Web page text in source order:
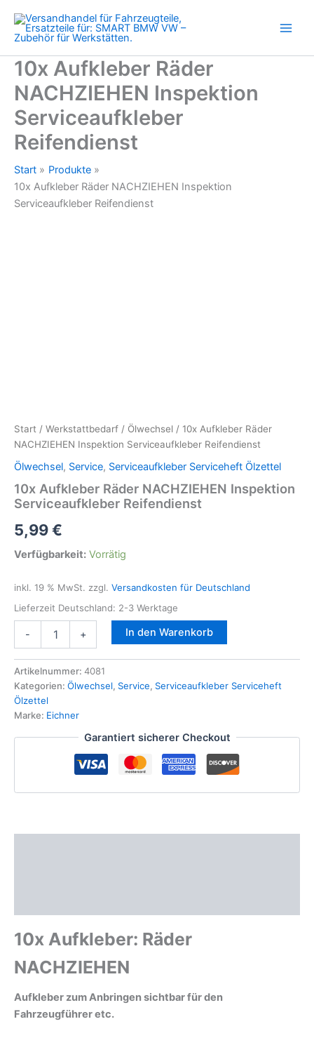
Inhalt
springen
10x Aufkleber Räder
NACHZIEHEN Inspektion
Serviceaufkleber
Reifendienst
Start
Produkte
10x Aufkleber Räder NACHZIEHEN Inspektion
Serviceaufkleber Reifendienst
Start / Werkstattbedarf / Ölwechsel / 10x Aufkleber Räder
NACHZIEHEN Inspektion Serviceaufkleber Reifendienst
Ölwechsel, Service, Serviceaufkleber Serviceheft Ölzettel
10x Aufkleber Räder NACHZIEHEN Inspektion
Serviceaufkleber Reifendienst
5,99€
Verfügbarkeit: Vorrätig
inkl. 19 % MwSt. zzgl. Versandkosten für Deutschland
Lieferzeit Deutschland: 2-3 Werktage
-
Aufkleber
NACHZIEHEN
Inspektion
Serviceaufkleber
Reifendienst
+ In den Warenkorb
Artikelnummer: 4081
Kategorien: Ölwechsel, Service, Serviceaufkleber Serviceheft
Ölzettel
Marke: Eichner
Garantiert sicherer Checkout
10x Aufkleber: Räder
NACHZIEHEN
Aufkleber zum Anbringen sichtbar für den
Fahrzeugführer etc.
Reifendienst
Menge